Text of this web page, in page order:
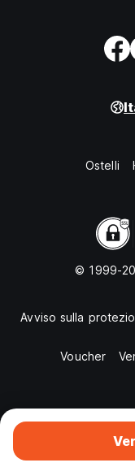
Ostelli
© 1999-
Avviso sulla
Voucher